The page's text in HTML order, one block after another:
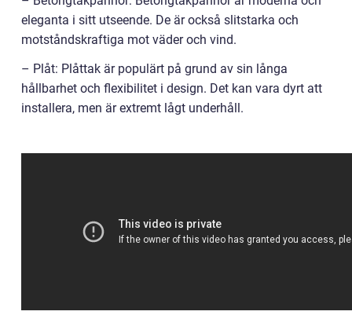
eleganta i sitt utseende. De är också slitstarka och
motståndskraftiga mot väder och vind.
– Plåt: Plåttak är populärt på grund av sin långa
hållbarhet och flexibilitet i design. Det kan vara dyrt att
installera, men är extremt lågt underhåll.